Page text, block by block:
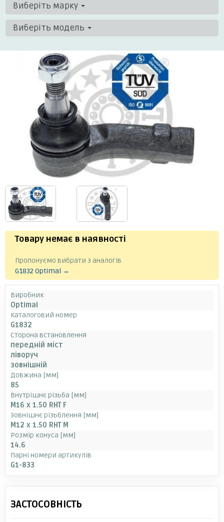
Виберіть марку
Виберіть модель
Товару немає в наявності.
Пропонуємо вибрати з аналогів
G1832 Optimal →
Виробник
Optimal
Каталоговий номер
G1832
Сторона встановлення
передній міст
ліворуч
зовнішній
Довжина [мм]
85
Внутрішнє різьба [мм]
M16 x 1.50 RHT F
Зовнішнє різьблення [мм]
M12 x 1.50 RHT M
Розмір конуса [мм]
14.6
Парні номери артикулів
G1-833
ЗАСТОСОВНІСТЬ